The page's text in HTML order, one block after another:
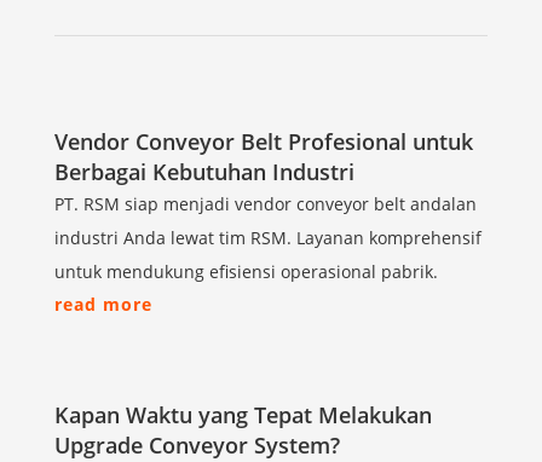
Vendor Conveyor Belt Profesional untuk
Berbagai Kebutuhan Industri
PT. RSM siap menjadi vendor conveyor belt andalan
industri Anda lewat tim RSM. Layanan komprehensif
untuk mendukung efisiensi operasional pabrik.
read more
Kapan Waktu yang Tepat Melakukan
Upgrade Conveyor System?